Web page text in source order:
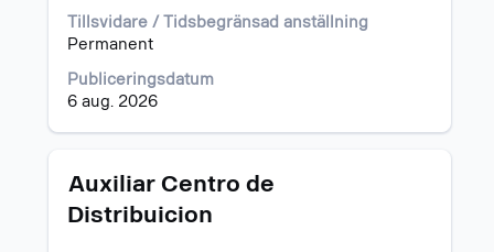
Tillsvidare / Tidsbegränsad anställning
Permanent
Publiceringsdatum
6 aug. 2026
visa
allt
i
jobbeskrivningen.
Titel
Auxiliar Centro de
Distribuicion
Klicka
blankstegstangenten